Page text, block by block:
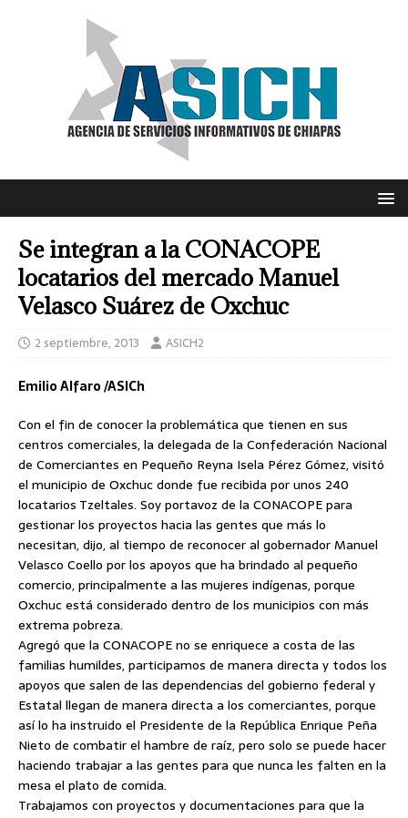
Se integran a la CONACOPE
locatarios del mercado Manuel
Velasco Suárez de Oxchuc
2 septiembre, 2013 ASICH2
Emilio Alfaro /ASICh
Con el fin de conocer la problemática que tienen en sus
centros comerciales, la delegada de la Confederación Nacional
de Comerciantes en Pequeño Reyna Isela Pérez Gómez, visitó
el municipio de Oxchuc donde fue recibida por unos 240
locatarios Tzeltales. Soy portavoz de la CONACOPE para
gestionar los proyectos hacia las gentes que más lo
necesitan, dijo, al tiempo de reconocer al gobernador Manuel
Velasco Coello por los apoyos que ha brindado al pequeño
comercio, principalmente a las mujeres indígenas, porque
Oxchuc está considerado dentro de los municipios con más
extrema pobreza.
Agregó que la CONACOPE no se enriquece a costa de las
familias humildes, participamos de manera directa y todos los
apoyos que salen de las dependencias del gobierno federal y
Estatal llegan de manera directa a los comerciantes, porque
así lo ha instruido el Presidente de la República Enrique Peña
Nieto de combatir el hambre de raíz, pero solo se puede hacer
haciendo trabajar a las gentes para que nunca les falten en la
mesa el plato de comida.
Trabajamos con proyectos y documentaciones para que la